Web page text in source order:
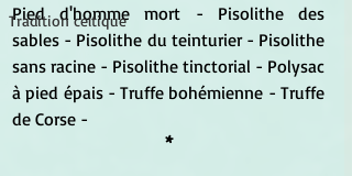
Tradition celtique
Pied d'homme mort - Pisolithe des
sables - Pisolithe du teinturier - Pisolithe
sans racine - Pisolithe tinctorial - Polysac
à pied épais - Truffe bohémienne - Truffe
de Corse -
*